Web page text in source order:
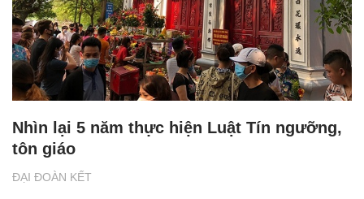
ĐẠI ĐOÀN KẾT
Nhìn lại 5 năm thực hiện Luật Tín ngưỡng,
tôn giáo